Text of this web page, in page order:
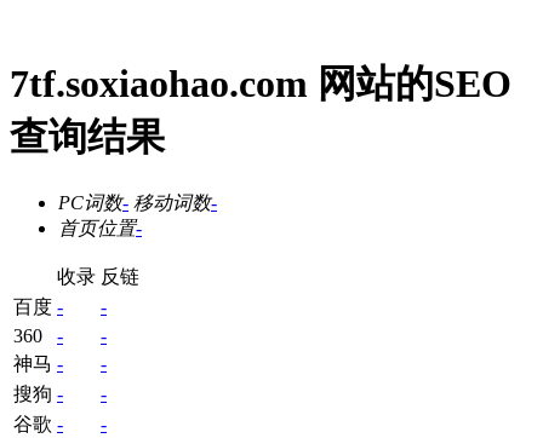
7tf.soxiaohao.com 网站的SEO
查询结果
PC词数- 移动词数-
首页位置-
收录 反链
百度 -
-
360
-
-
神马 -
-
搜狗 -
-
谷歌 - -